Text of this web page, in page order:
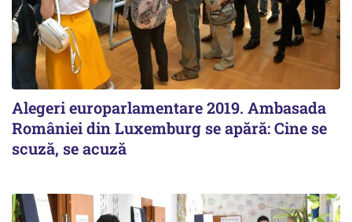
Alegeri europarlamentare 2019. Ambasada
României din Luxemburg se apără: Cine se
scuză, se acuză